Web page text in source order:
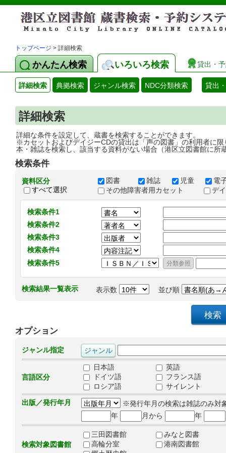
トップページ > 詳細検索
かんたん検索 いろいろ検索 貸出・
詳細検索 典拠検索 ジャンル検索 NDC分類検索 貸出
詳細検索
詳細な条件を設定して、蔵書を検索することができます。
※カセットおよびデイジーCDの貸出は「声の図書」の利用者に限
本・雑誌を検索し、該当する資料がない場合（港区立図書館に所
検索条件
資料区分
すべて選択
図書 雑誌 児童
電
その他障害者用カセット
デ
検索条件1
検索条件2
検索条件3
検索条件4
検索条件5
検索結果一覧表示 表示数 並び順
オプション
ジャンル指定
言語区分
日本語
英語
ドイツ語
フランス語
ロシア語
サイレント
出版／発行年月
※発行年月の検索は雑誌のみ対
年
月から 年
検索対象図書館
三田図書館
みなと図書
高輪分室
港南図書館